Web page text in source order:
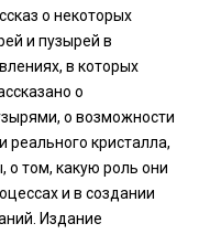
о некоторых
и пузырей в
в которых
о
о возможности
реального кристалла,
о том, какую роль они
и в создании
Издание